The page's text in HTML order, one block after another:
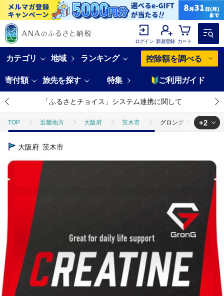
ログイン 新規登録 カート
カテゴリ 地域 ランキング 控除額を調べる
寄付額 旅先を探す 特集 ご利用ガイド
「ふるさとチョイス」システム連携に関して
TOP 近畿地方 大阪府 茨木市 グロング クレアチン
TOP
TOP 加工食品 ほかの加工食品 グロング クレアチン モノハ
+2
大阪府 茨木市